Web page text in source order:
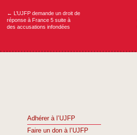
← L’UJFP demande un droit de
réponse à France 5 suite à
des accusations infondées
Adhérer à l’UJFP
Faire un don à l’UJFP